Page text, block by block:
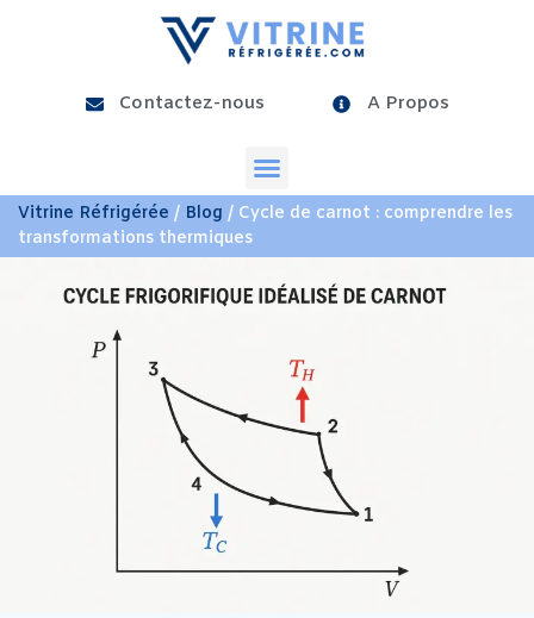
Contactez-nous A Propos
Vitrine Réfrigérée / Blog / Cycle de carnot : comprendre les
transformations thermiques